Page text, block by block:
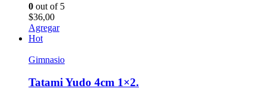
0 out of 5
$36,00
Agregar
Hot
Gimnasio
Tatami Yudo 4cm 1×2.